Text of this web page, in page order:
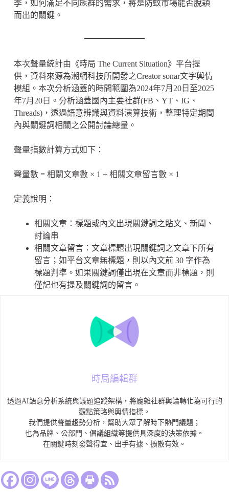
季，如何滿足不同族群的需求，將是防蚊市場能否脫穎
而出的關鍵。
本次聲量統計由《時局 The Current Situation》平台提
供，資料來源為潮網科技所開發之Creator sonar文字輿情
模組。本次分析涵蓋的時間範圍為2024年7月20日至2025
年7月20日。分析涵蓋國內主要社群(FB、YT、IG、
Threads)，透過語意辨識與資料演算技術，整理特定期間
內與關鍵詞相關之公開討論總量。
聲量指數計算方式如下：
聲量數 = 相關文章數 × 1 + 相關文章留言數 × 1
定義說明：
相關文章：標題或內文出現關鍵詞之貼文、新聞、
討論串
相關文章留言：文章標題出現關鍵詞之文章下所有
留言；如平台文章無標題，則以內文前 30 字作為
標題判準。如果關鍵詞僅出現在文章而非標題，則
僅記也有提及關鍵詞的留言。
時局編輯群
透過AI語意分析系統與議題追蹤架構，將龐雜社群輿論轉化為可行的
觀點策略與輿情指標。
我們提供聲量趨勢分析，幫助大眾了解時下熱門議題；
也為品牌、公部門、倡議組織等提供具深度的決策依據。
在關鍵時刻發聲得宜、出手有據、擴散有效。